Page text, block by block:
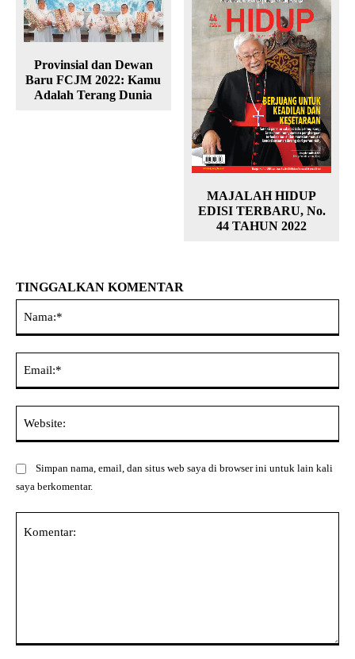
Provinsial dan Dewan
Baru FCJM 2022: Kamu
Adalah Terang Dunia
MAJALAH HIDUP
EDISI TERBARU, No.
44 TAHUN 2022
TINGGALKAN KOMENTAR
Simpan nama, email, dan situs web saya di browser ini untuk lain kali
saya berkomentar.